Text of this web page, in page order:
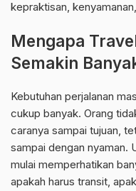
kepraktisan,
Mengapa
Semakin
Kebutuhan perjalanan
cukup banyak. Orang
caranya sampai tujuan,
sampai dengan nyaman.
mulai memperhatikan
apakah harus transit,